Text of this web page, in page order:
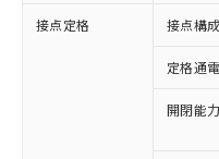
接点定格 接点構成
定格通
開閉能
ご利用条
以下の条件をお
対応予定：EU
有に対応した製
対応予定なし：
非含有に非対応